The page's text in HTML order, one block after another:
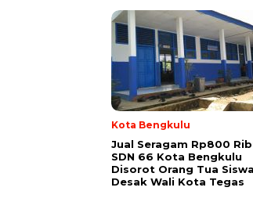
Kota Bengkulu
Jual Seragam Rp800
SDN 66 Kota Bengkulu
Disorot Orang Tua Siswa
Desak Wali Kota Tegas